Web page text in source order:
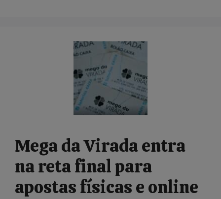
Mega da Virada entra
na reta final para
apostas físicas e online